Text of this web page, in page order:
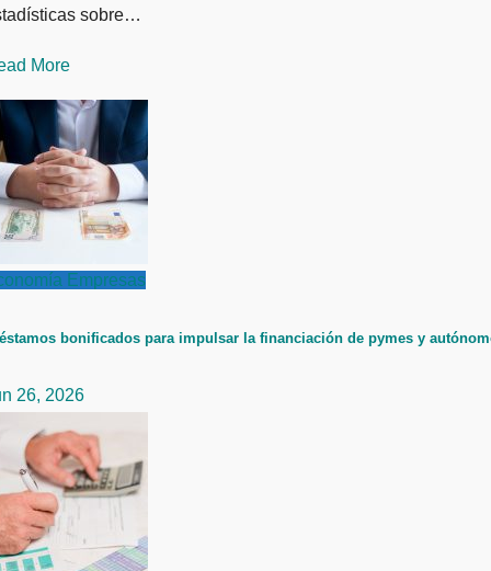
sobre…
More
Empresas
bonificados para impulsar la financiación de pymes y
26, 2026